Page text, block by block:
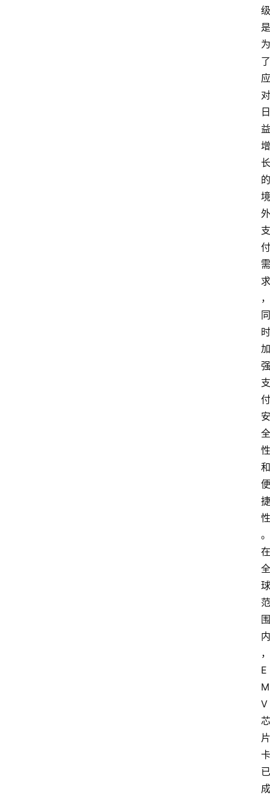
级
是
为
了
应
对
日
益
增
长
的
境
外
支
付
需
求
，
同
时
加
强
支
付
安
全
性
和
便
捷
性
。
在
全
球
范
围
内
，
E
M
V
芯
片
卡
已
成